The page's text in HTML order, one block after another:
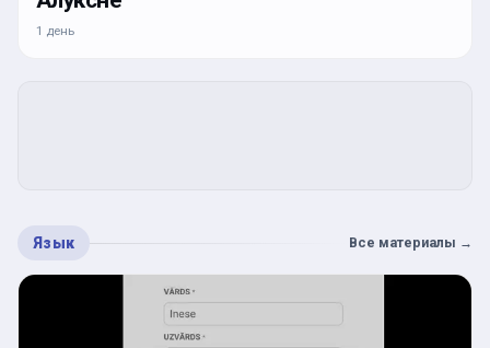
1 день
Язык Все материалы →